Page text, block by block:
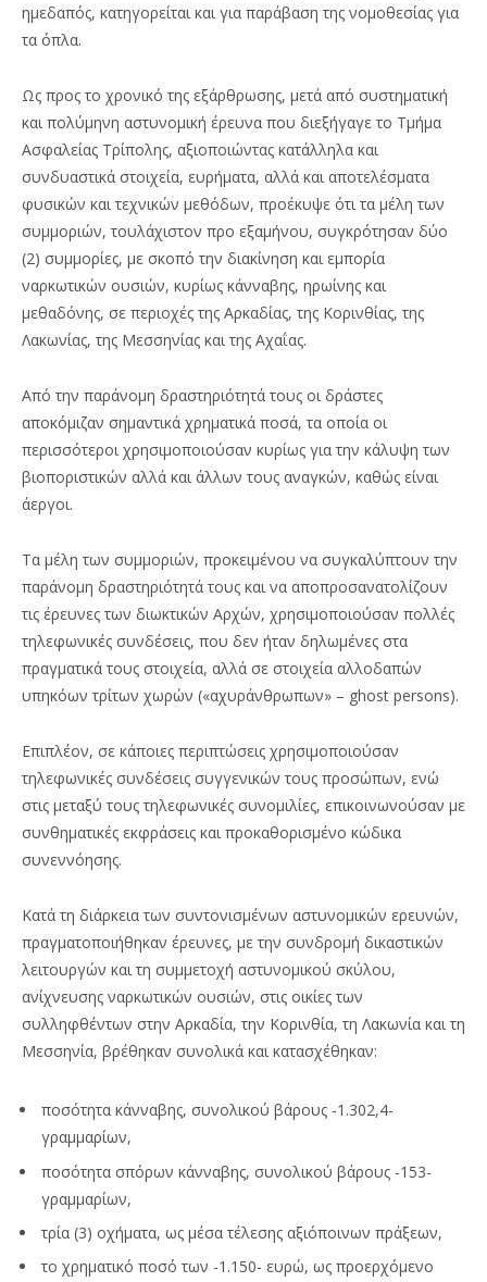
ημεδαπός, κατηγορείται και για παράβαση της νομοθεσίας για
τα όπλα.
Ως προς το χρονικό της εξάρθρωσης, μετά από συστηματική
και πολύμηνη αστυνομική έρευνα που διεξήγαγε το Τμήμα
Ασφαλείας Τρίπολης, αξιοποιώντας κατάλληλα και
συνδυαστικά στοιχεία, ευρήματα, αλλά και αποτελέσματα
φυσικών και τεχνικών μεθόδων, προέκυψε ότι τα μέλη των
συμμοριών, τουλάχιστον προ εξαμήνου, συγκρότησαν δύο
(2) συμμορίες, με σκοπό την διακίνηση και εμπορία
ναρκωτικών ουσιών, κυρίως κάνναβης, ηρωίνης και
μεθαδόνης, σε περιοχές της Αρκαδίας, της Κορινθίας, της
Λακωνίας, της Μεσσηνίας και της Αχαΐας.
Από την παράνομη δραστηριότητά τους οι δράστες
αποκόμιζαν σημαντικά χρηματικά ποσά, τα οποία οι
περισσότεροι χρησιμοποιούσαν κυρίως για την κάλυψη των
βιοποριστικών αλλά και άλλων τους αναγκών, καθώς είναι
άεργοι.
Τα μέλη των συμμοριών, προκειμένου να συγκαλύπτουν την
παράνομη δραστηριότητά τους και να αποπροσανατολίζουν
τις έρευνες των διωκτικών Αρχών, χρησιμοποιούσαν πολλές
τηλεφωνικές συνδέσεις, που δεν ήταν δηλωμένες στα
πραγματικά τους στοιχεία, αλλά σε στοιχεία αλλοδαπών
υπηκόων τρίτων χωρών («αχυράνθρωπων» – ghost persons).
Επιπλέον, σε κάποιες περιπτώσεις χρησιμοποιούσαν
τηλεφωνικές συνδέσεις συγγενικών τους προσώπων, ενώ
στις μεταξύ τους τηλεφωνικές συνομιλίες, επικοινωνούσαν με
συνθηματικές εκφράσεις και προκαθορισμένο κώδικα
συνεννόησης.
Κατά τη διάρκεια των συντονισμένων αστυνομικών ερευνών,
πραγματοποιήθηκαν έρευνες, με την συνδρομή δικαστικών
λειτουργών και τη συμμετοχή αστυνομικού σκύλου,
ανίχνευσης ναρκωτικών ουσιών, στις οικίες των
συλληφθέντων στην Αρκαδία, την Κορινθία, τη Λακωνία και τη
Μεσσηνία, βρέθηκαν συνολικά και κατασχέθηκαν:
ποσότητα κάνναβης, συνολικού βάρους -1.302,4-
γραμμαρίων,
ποσότητα σπόρων κάνναβης, συνολικού βάρους -153-
γραμμαρίων,
τρία (3) οχήματα, ως μέσα τέλεσης αξιόποινων πράξεων,
το χρηματικό ποσό των -1.150- ευρώ, ως προερχόμενο